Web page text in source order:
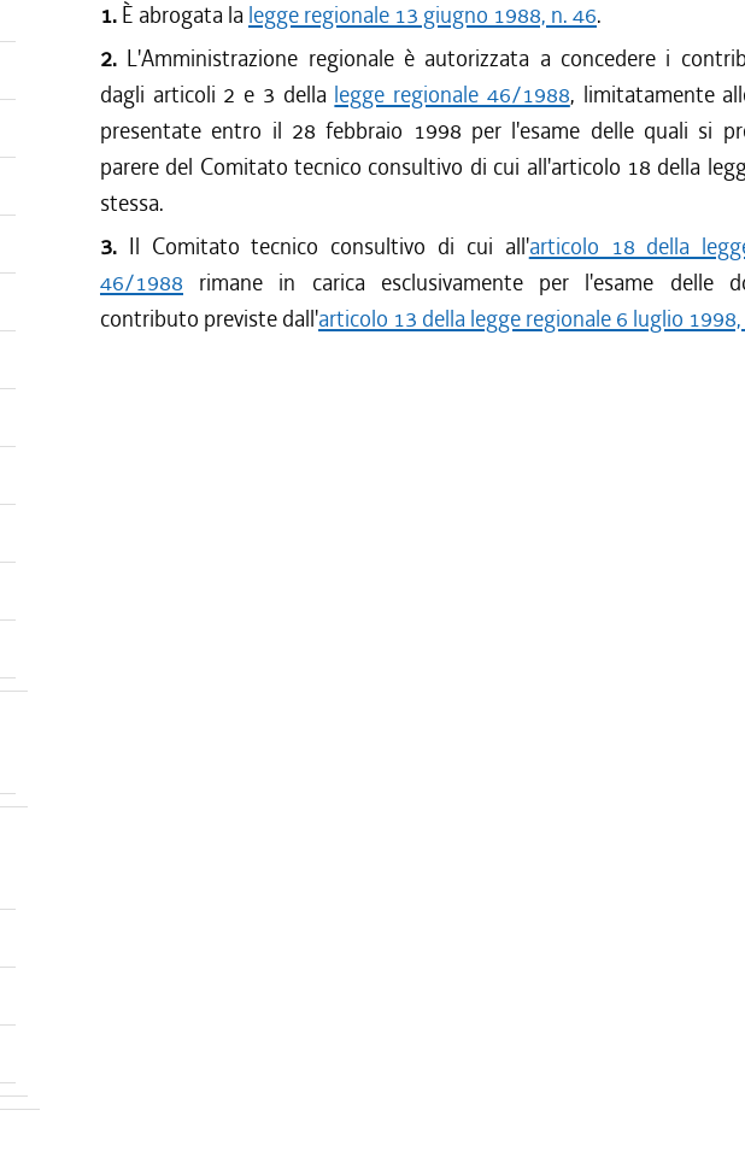
1. È abrogata la legge regionale 13 giugno 1988, n. 46.
2. L'Amministrazione regionale è autorizzata a concedere i
dagli articoli 2 e 3 della legge regionale 46/1988, limitatamente
presentate entro il 28 febbraio 1998 per l'esame delle quali si
parere del Comitato tecnico consultivo di cui all'articolo 18 della
stessa.
3. Il Comitato tecnico consultivo di cui all'articolo 18 della
46/1988 rimane in carica esclusivamente per l'esame delle
contributo previste dall'articolo 13 della legge regionale 6 luglio